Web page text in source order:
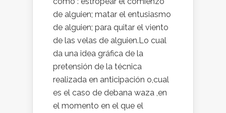
de alguien; matar el entusiasmo
de alguien; para quitar el viento
de las velas de alguien.Lo cual
da una idea gráfica de la
pretensión de la técnica
realizada en anticipación o,cual
es el caso de debana waza ,en
el momento en el que el